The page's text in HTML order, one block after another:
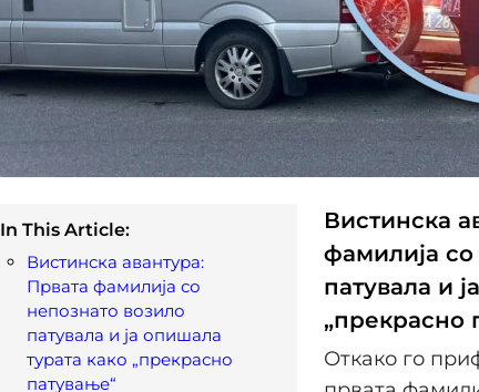
In This Article:
Вистинска авантура:
Првата фамилија со
непознато возило
патувала и ја опишала
турата како „прекрасно
патување“
Вистинска
фамилија
патувала и
„прекрасно
Откако го